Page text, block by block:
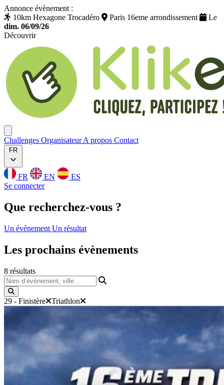
Annonce évènement :
10km Hexagone Trocadéro
Paris 16eme arrondissement
Le
dim. 06/09/26
Découvrir
Challenges OrganisateurA propos Contact
FR
FR EN
ES
Se connecter
Que recherchez-vous ?
Un évènement Un résultat
Les prochains évènements
8 résultats
Nom d’évènement, ville…
29 - Finistère Triathlon